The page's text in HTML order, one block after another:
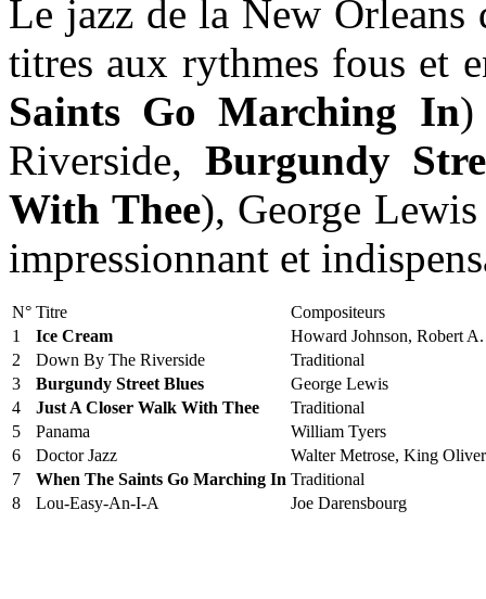
Le jazz de la New Orleans
titres aux rythmes fous et
Saints Go Marching In)
Riverside, Burgundy
With Thee), George
impressionnant et
N° Titre
Compositeurs
1
Ice Cream
Howard Johnson, Robert
2
Down By The Riverside
Traditional
3
Burgundy Street Blues
George Lewis
4
Just A Closer Walk With Thee
Traditional
5
Panama
William Tyers
6
Doctor Jazz
Walter Metrose, King Oliver
7
When The Saints Go Marching In Traditional
8
Lou-Easy-An-I-A Joe Darensbourg